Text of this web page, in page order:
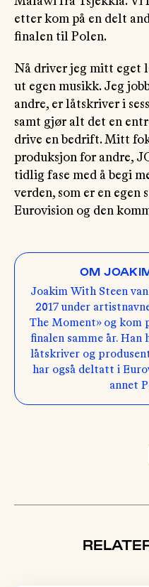
etter kom på en delt
finalen til Polen.
Nå driver jeg mitt eget
ut egen musikk. Jeg
andre, er låtskriver i
samt gjør alt det en
drive en bedrift. Mitt
produksjon for andre,
tidlig fase med å begi
verden, som er en egen
Eurovision og den
OM
Joakim With Steen
2017 under
The Moment» og kom
finalen samme år.
låtskriver og
har også deltatt i
annet